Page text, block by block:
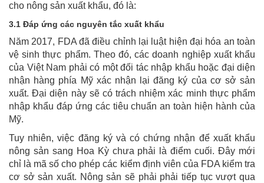
cho nông sản xuất khẩu, đó là:
3.1 Đáp ứng các nguyên tắc xuất khẩu
Năm 2017, FDA đã điều chỉnh lại luật hiện đại hóa an toàn
vệ sinh thực phẩm. Theo đó, các doanh nghiệp xuất khẩu
của Việt Nam phải có một đối tác nhập khẩu hoặc đại diện
nhận hàng phía Mỹ xác nhận lại đăng ký của cơ sở sản
xuất. Đại diện này sẽ có trách nhiệm xác minh thực phẩm
nhập khẩu đáp ứng các tiêu chuẩn an toàn hiện hành của
Mỹ.
Tuy nhiên, việc đăng ký và có chứng nhận để xuất khẩu
nông sản sang Hoa Kỳ chưa phải là điểm cuối. Đây mới
chỉ là mã số cho phép các kiểm định viên của FDA kiểm tra
cơ sở sản xuất. Nông sản sẽ phải phải tiếp tục vượt qua